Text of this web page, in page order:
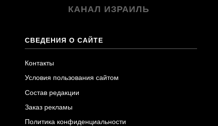
КАНАЛ ИЗРАИЛЬ
СВЕДЕНИЯ О САЙТЕ
Контакты
Условия пользования сайтом
Состав редакции
Заказ рекламы
Политика конфиденциальности